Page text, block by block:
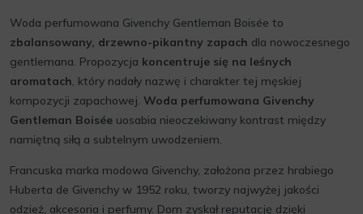
Woda perfumowana Givenchy Gentleman Boisée to
zbalansowany, drzewno-pikantny zapach dla nowoczesnego
gentlemana. Propozycja koncentruje się na leśnych
aromatach, który nadały nazwę i charakter tej męskiej
kompozycji zapachowej. Woda perfumowana Givenchy
Gentleman Boisée uosabia nieoczekiwany kontrast między
namiętną siłą a subtelnym uwodzeniem.
Francuska marka modowa Givenchy, założona przez hrabiego
Huberta de Givenchy w 1952 roku, tworzy najwyżej jakości
odzież, akcesoria i perfumy. Dom zyskał reputację dzięki